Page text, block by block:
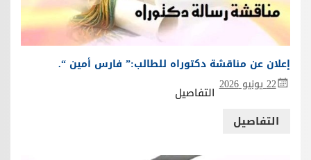
إعلان عن مناقشة دكتوراه للطالب:” فارس أمين “.
22 يونيو 2026
التفاصيل
التفاصيل